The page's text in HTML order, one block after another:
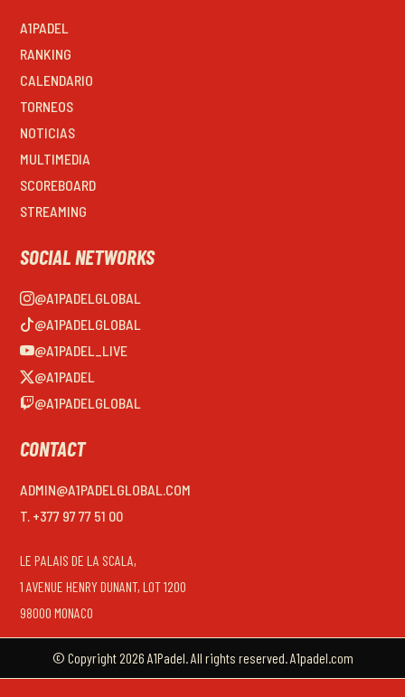
A1PADEL
RANKING
CALENDARIO
TORNEOS
NOTICIAS
MULTIMEDIA
SCOREBOARD
STREAMING
SOCIAL NETWORKS
@A1PADELGLOBAL
@A1PADELGLOBAL
@A1PADEL_LIVE
@A1PADEL
@A1PADELGLOBAL
CONTACT
ADMIN@A1PADELGLOBAL.COM
T. +377 97 77 51 00
LE PALAIS DE LA SCALA,
1 AVENUE HENRY DUNANT, LOT 1200
98000 MONACO
© Copyright 2026 A1Padel. All rights reserved. A1padel.com